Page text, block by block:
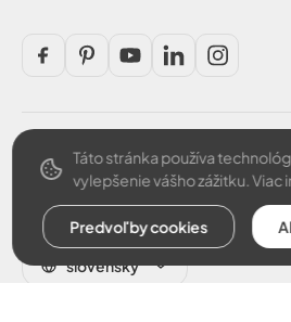
slovensky
Bezpečná platba
Táto stránka používa
vylepšenie vášho zážitku.Viac
Predvoľby cookies